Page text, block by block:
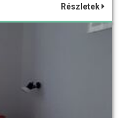
Részletek